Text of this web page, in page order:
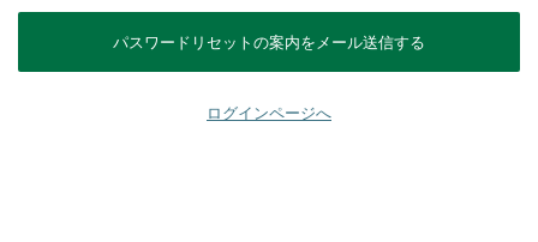
ログインページへ